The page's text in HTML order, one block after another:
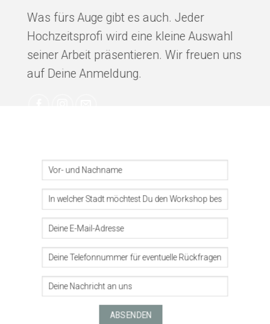
Was fürs Auge gibt es auch. Jeder
Hochzeitsprofi wird eine kleine Auswahl
seiner Arbeit präsentieren. Wir freuen uns
auf Deine Anmeldung.